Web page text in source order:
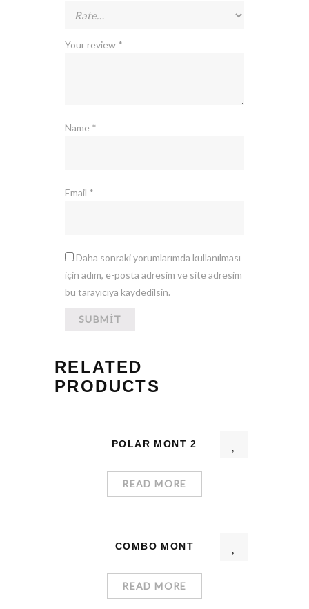
Your review *
Name *
Email *
Daha sonraki yorumlarımda kullanılması
için adım, e-posta adresim ve site adresim
bu tarayıcıya kaydedilsin.
RELATED
PRODUCTS
POLAR MONT 2
READ MORE
COMBO MONT
READ MORE